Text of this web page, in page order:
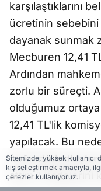
karşılaştıklarını
ücretinin
dayanak sunmak
Mecburen 12,41
Ardından
zorlu bir süreçti.
olduğumuz ortaya
12,41 TL'lik
yapılacak. Bu
farkındalık
attım.” İfadelerini
Sitemizde, yüksek
kişiselleştirmek amacıyla,
çerezler kullanıyoruz.